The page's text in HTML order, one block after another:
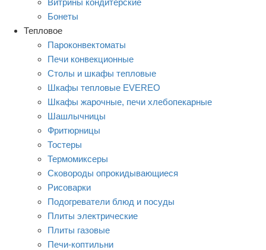
Бонеты
Тепловое
Пароконвектоматы
Печи конвекционные
Столы и шкафы тепловые
Шкафы тепловые EVEREO
Шкафы жарочные, печи хлебопекарные
Шашлычницы
Фритюрницы
Тостеры
Термомиксеры
Сковороды опрокидывающиеся
Рисоварки
Подогреватели блюд и посуды
Плиты электрические
Плиты газовые
Печи-коптильни